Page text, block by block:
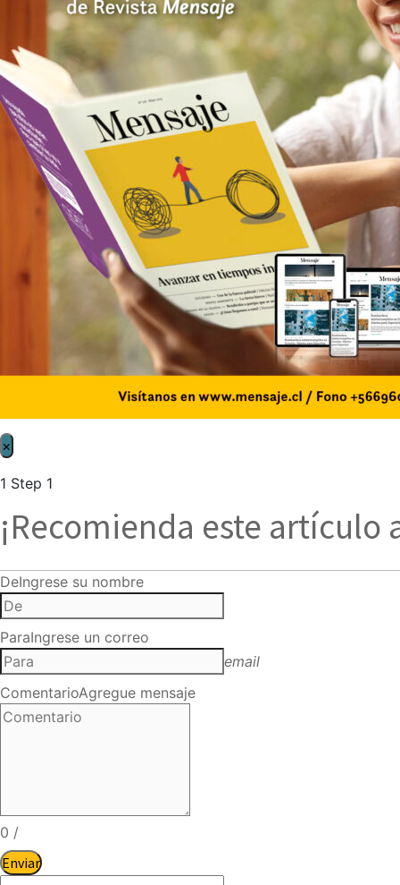
×
1 Step 1
¡Recomienda este artículo
DeIngrese su nombre
ParaIngrese un correo
email
ComentarioAgregue mensaje
0 /
Enviar